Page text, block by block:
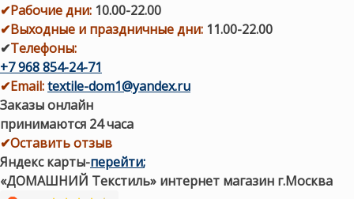
✔Рабочие дни: 10.00-22.00
✔Выходные и праздничные дни: 11.00-22.00
✔Телефоны:
+7 968 854-24-71
✔Email:textile-dom1@yandex.ru
Заказы онлайн
принимаются 24 часа
✔Оставить отзыв
Яндекс карты-перейти;
«ДОМАШНИЙ Текстиль» интернет магазин г.Москва